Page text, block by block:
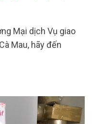
Mại dịch Vụ giao
Mau, hãy đến